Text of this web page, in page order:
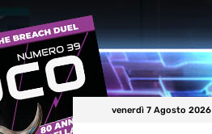
venerdì 7 Agosto 2026